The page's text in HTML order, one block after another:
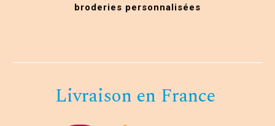
broderies personnalisées
Livraison en France